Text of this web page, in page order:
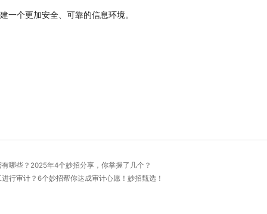
一个更加安全、可靠的信息环境。
哪些？2025年4个妙招分享，你掌握了几个？
行审计？6个妙招帮你达成审计心愿！妙招甄选！